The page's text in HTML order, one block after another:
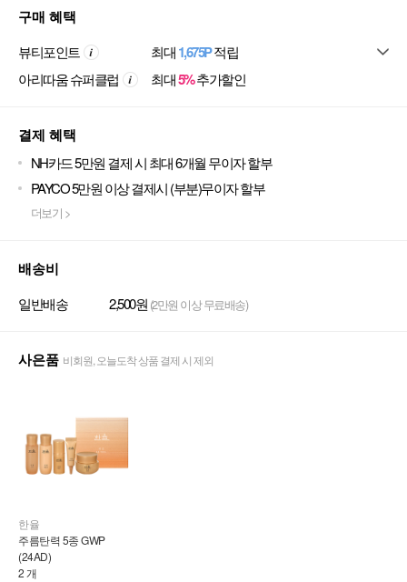
구매 혜택
뷰티포인트 최대1,675P적립
아리따움 슈퍼클럽
최대5%추가할인
결제 혜택
NH카드 5만원 결제 시 최대 6개월 무이자 할부
PAYCO 5만원 이상 결제시 (부분)무이자 할부
더보기 >
배송비
일반배송 2,500원 (2만원 이상 무료배송)
사은품 비회원, 오늘도착 상품 결제 시 제외
한율
주름탄력 5종 GWP
(24AD)
2 개